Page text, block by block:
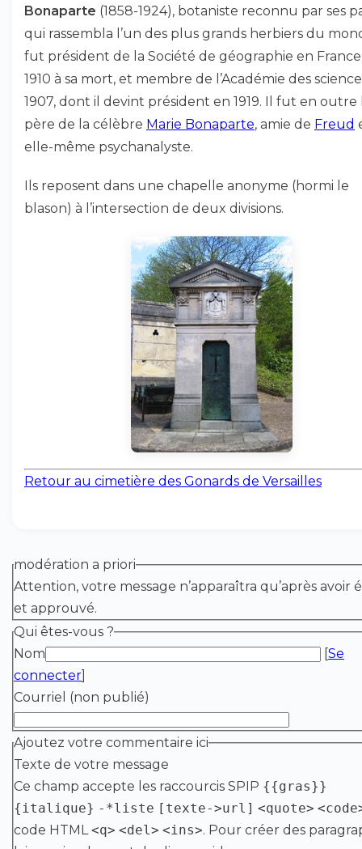
Bonaparte (1858-1924), botaniste reconnu par ses
qui rassembla l’un des plus grands herbiers du
fut président de la Société de géographie en
1910 à sa mort, et membre de l’Académie des
1907, dont il devint président en 1919. Il fut en outre
père de la célèbre Marie Bonaparte, amie de Freud
elle-même psychanalyste.
Ils reposent dans une chapelle anonyme (hormi le
blason) à l’intersection de deux divisions.
Retour au cimetière des Gonards de Versailles
modération a priori
Attention, votre message n’apparaîtra qu’après avoir
et approuvé.
Qui êtes-vous ?
Nom
[Se
connecter]
Courriel (non publié)
Ajoutez votre commentaire ici
Texte de votre message
Ce champ accepte les raccourcis SPIP {{gras}}
{italique} -*liste [texte->url] <quote>
code HTML<q> <del> <ins>. Pour créer des